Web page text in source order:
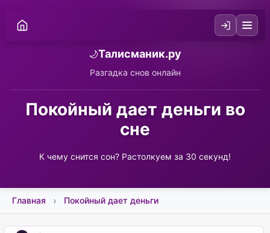
🌙Талисманик.ру
Разгадка снов онлайн
Покойный дает деньги во
сне
К чему снится сон? Растолкуем за 30 секунд!
Главная Покойный дает деньги